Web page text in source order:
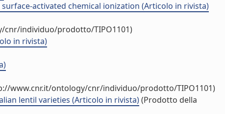
activated chemical ionization (Articolo in rivista)
individuo/prodotto/TIPO1101)
in rivista)
www.cnr.it/ontology/cnr/individuo/prodotto/TIPO1101)
lentil varieties (Articolo in rivista)(Prodotto della